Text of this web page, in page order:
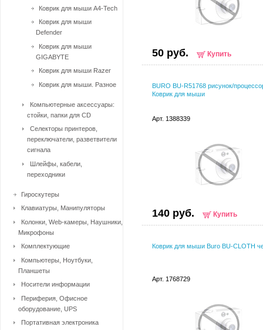
50 руб. Купить
BURO BU-R51768 рисунок/
Коврик для мыши
Арт. 1388339
140 руб. Купить
Коврик для мыши Buro BU-CLOTH
Арт. 1768729
Коврик для мыши A4-Tech
Коврик для мыши
Defender
Коврик для мыши
GIGABYTE
Коврик для мыши Razer
Коврик для мыши. Разное
Компьютерные аксессуары:
стойки, папки для CD
Селекторы принтеров,
переключатели, разветвители
сигнала
Шлейфы, кабели,
переходники
Гироскутеры
Клавиатуры, Манипуляторы
Колонки, Web-камеры, Наушники,
Микрофоны
Комплектующие
Компьютеры, Ноутбуки,
Планшеты
Носители информации
Периферия, Офисное
оборудование, UPS
Портативная электроника